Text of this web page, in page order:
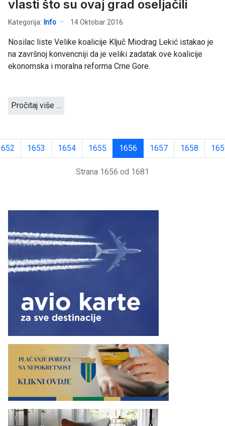
vlasti što su ovaj grad oseljačili
Kategorija: Info 14 Oktobar 2016
Nosilac liste Velike koalicije Ključ Miodrag Lekić istakao je
na završnoj konvencniji da je veliki zadatak ove koalicije
ekonomska i moralna reforma Crne Gore.
Pročitaj više …
1653 1654 1655 1656 1657 1658
Strana 1656 od 1681